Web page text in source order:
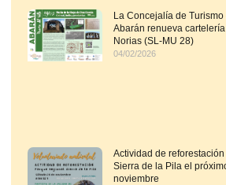
La Concejalía de
Abarán renueva
Norias (SL-MU 28)
04/02/2026
Actividad de
Sierra de la Pila el
noviembre